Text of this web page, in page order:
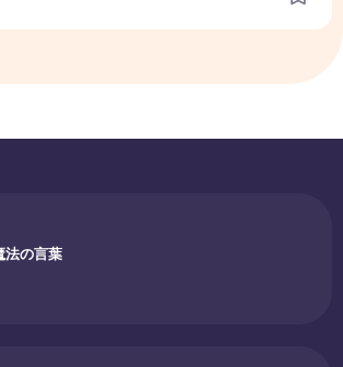
法の言葉